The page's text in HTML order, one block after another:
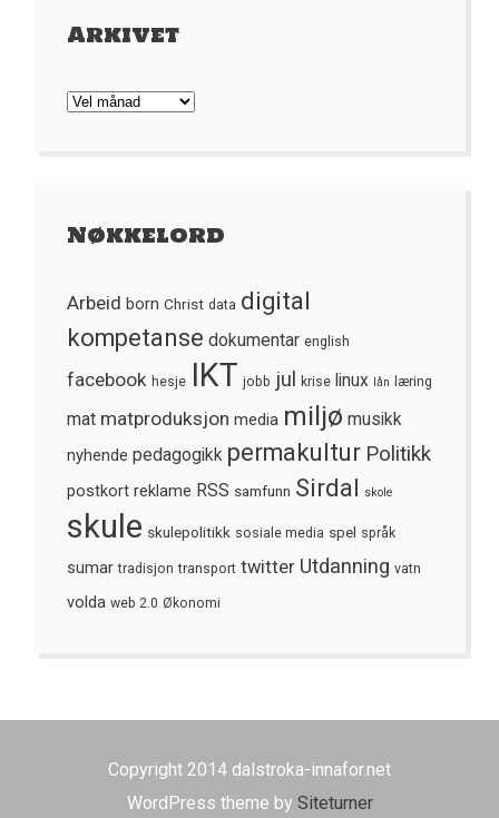
Arkivet
Arkivet
Nøkkelord
Arbeid born Christ data digital
kompetanse dokumentar english
facebook hesje IKT jobb jul krise linux lån læring
mat matproduksjon media miljø musikk
nyhende pedagogikk permakultur Politikk
postkort reklame RSS samfunn Sirdal skole
skule skulepolitikk sosiale media spel språk
sumar tradisjon transport twitter Utdanning vatn
volda web 2.0 Økonomi
Copyright 2014 dalstroka-innafor.net
WordPress theme by Siteturner